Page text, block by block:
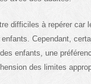
difficiles à repérer car
Cependant,
enfants, une
des limites